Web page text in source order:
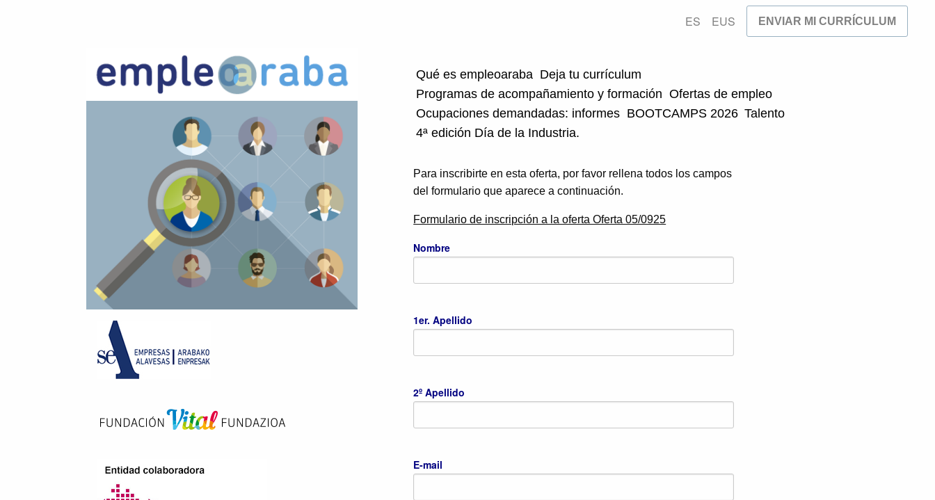
ES EUS ENVIAR MI CURRÍCULUM
Qué es empleoaraba Deja tu currículum
Programas de acompañamiento y formación Ofertas de empleo
Ocupaciones demandadas: informes BOOTCAMPS 2026 Talento
4ª edición Día de la Industria.
Para inscribirte en esta oferta, por favor rellena todos los campos
del formulario que aparece a continuación.
Formulario de inscripción a la oferta Oferta 05/0925
Nombre
1er. Apellido
2º Apellido
E-mail